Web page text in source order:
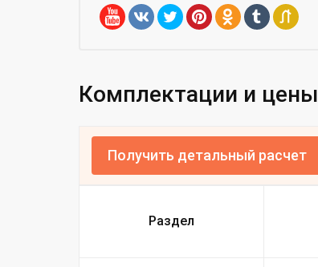
Комплектации и цены
Получить детальный расчет
Раздел